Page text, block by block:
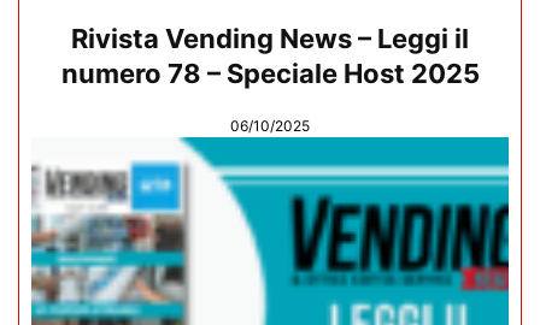
Rivista Vending News – Leggi il
numero 78 – Speciale Host 2025
06/10/2025